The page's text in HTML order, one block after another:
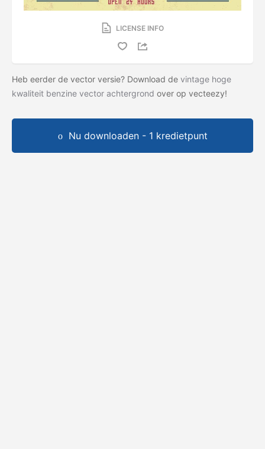
LICENSE INFO
Heb eerder de vector versie? Download de vintage hoge
kwaliteit benzine vector achtergrond over op vecteezy!
Nu downloaden - 1 kredietpunt